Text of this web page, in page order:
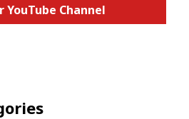
YouTube Channel